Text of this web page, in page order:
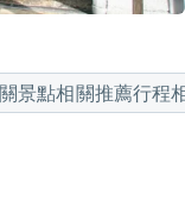
景點相關推薦行程